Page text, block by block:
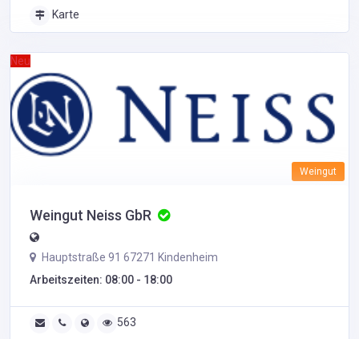
Karte
Neu
Weingut
Weingut Neiss GbR
Hauptstraße 91 67271 Kindenheim
Arbeitszeiten: 08:00 - 18:00
563